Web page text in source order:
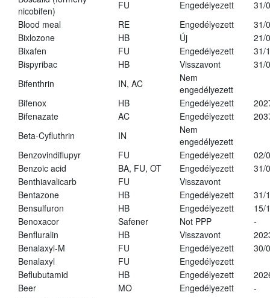
nicobifen)
FU Engedélyezett
31/
Blood meal
RE Engedélyezett
31/
Bixlozone
HB Új
21/
Bixafen
FU Engedélyezett
31/
Bispyribac
HB Visszavont
31/
Bifenthrin
IN, AC
Nem
engedélyezett
Bifenox
HB Engedélyezett
Bifenazate
AC Engedélyezett
Beta-Cyfluthrin
IN
Nem
engedélyezett
Benzovindiflupyr
FU Engedélyezett
02/
Benzoic acid
BA, FU, OT Engedélyezett
31/
Benthiavalicarb
FU
Visszavont
Bentazone
HB Engedélyezett
31/
Bensulfuron
HB Engedélyezett
15/
Benoxacor
Safener Not PPP
-
Benfluralin
HB Visszavont
Benalaxyl-M
FU Engedélyezett
30/
Benalaxyl
FU
Engedélyezett
Beflubutamid
HB Engedélyezett
Beer
MO Engedélyezett
-